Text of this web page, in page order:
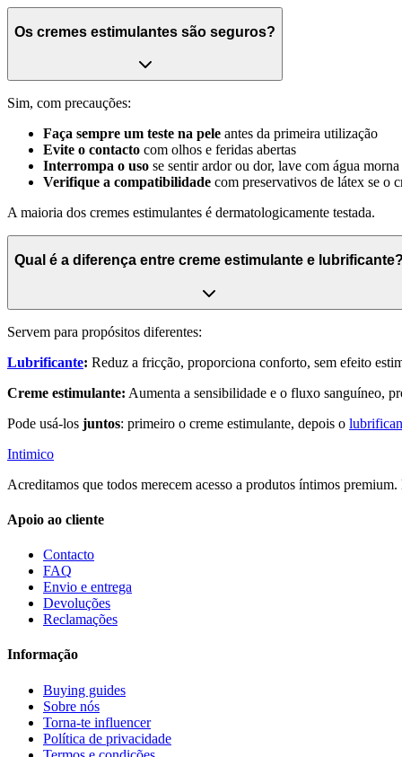
Os cremes estimulantes são seguros?
Sim, com precauções:
Faça sempre um teste na pele antes da primeira utilização
Evite o contacto com olhos e feridas abertas
Interrompa o uso se sentir ardor ou dor, lave com água morna
Verifique a compatibilidade com preservativos de látex se o
A maioria dos cremes estimulantes é dermatologicamente testada.
Qual é a diferença entre creme estimulante e lubrificante?
Servem para propósitos diferentes:
Lubrificante: Reduz a fricção, proporciona conforto, sem efeito
Creme estimulante: Aumenta a sensibilidade e o fluxo sanguíneo,
Pode usá-los juntos: primeiro o creme estimulante, depois o
Intimico
Acreditamos que todos merecem acesso a produtos íntimos
Apoio ao cliente
Contacto
FAQ
Envio e entrega
Devoluções
Reclamações
Informação
Buying guides
Sobre nós
Torna-te influencer
Política de privacidade